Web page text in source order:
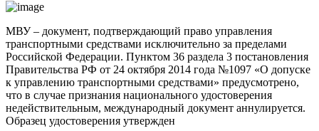
МВУ – документ, подтверждающий право управления
транспортными средствами исключительно за пределами
Российской Федерации. Пунктом 36 раздела 3 постановления
Правительства РФ от 24 октября 2014 года №1097 «О допуске
к управлению транспортными средствами» предусмотрено,
что в случае признания национального удостоверения
недействительным, международный документ аннулируется.
Образец удостоверения утвержден